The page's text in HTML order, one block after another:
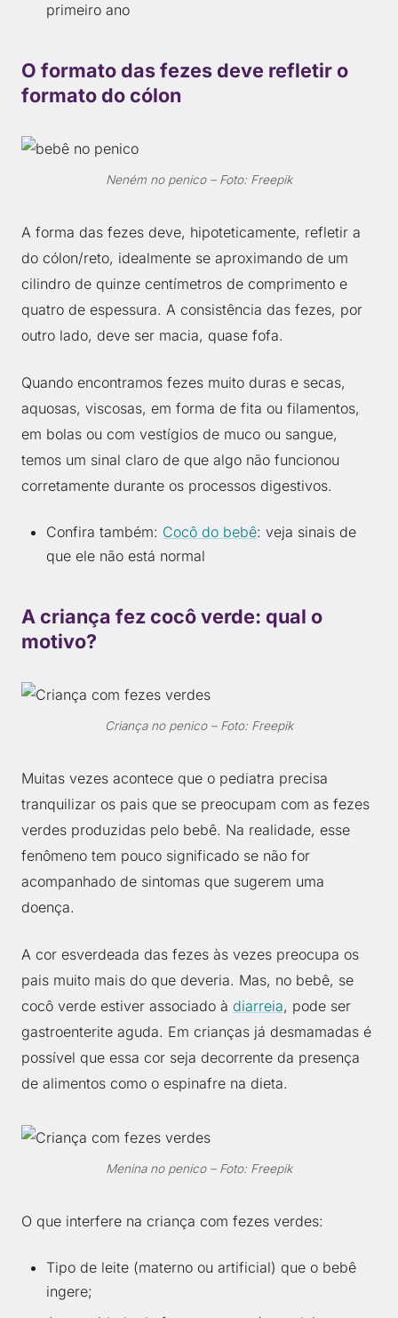
primeiro ano
O formato das fezes deve refletir o
formato do cólon
Neném no penico – Foto: Freepik
A forma das fezes deve, hipoteticamente, refletir a
do cólon/reto, idealmente se aproximando de um
cilindro de quinze centímetros de comprimento e
quatro de espessura. A consistência das fezes, por
outro lado, deve ser macia, quase fofa.
Quando encontramos fezes muito duras e secas,
aquosas, viscosas, em forma de fita ou filamentos,
em bolas ou com vestígios de muco ou sangue,
temos um sinal claro de que algo não funcionou
corretamente durante os processos digestivos.
Confira também: Cocô do bebê: veja sinais de
que ele não está normal
A criança fez cocô verde: qual o
motivo?
Criança no penico – Foto: Freepik
Muitas vezes acontece que o pediatra precisa
tranquilizar os pais que se preocupam com as fezes
verdes produzidas pelo bebê. Na realidade, esse
fenômeno tem pouco significado se não for
acompanhado de sintomas que sugerem uma
doença.
A cor esverdeada das fezes às vezes preocupa os
pais muito mais do que deveria. Mas, no bebê, se
cocô verde estiver associado à diarreia, pode ser
gastroenterite aguda. Em crianças já desmamadas é
possível que essa cor seja decorrente da presença
de alimentos como o espinafre na dieta.
Menina no penico – Foto: Freepik
O que interfere na criança com fezes verdes:
Tipo de leite (materno ou artificial) que o bebê
ingere;